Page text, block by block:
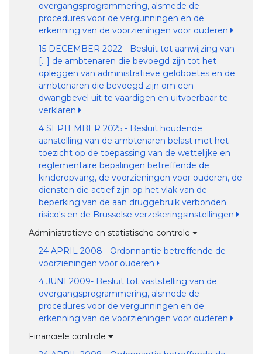
overgangsprogrammering, alsmede de
procedures voor de vergunningen en de
erkenning van de voorzieningen voor ouderen
15 DECEMBER 2022 - Besluit tot aanwijzing van
[...] de ambtenaren die bevoegd zijn tot het
opleggen van administratieve geldboetes en de
ambtenaren die bevoegd zijn om een
dwangbevel uit te vaardigen en uitvoerbaar te
verklaren
4 SEPTEMBER 2025 - Besluit houdende
aanstelling van de ambtenaren belast met het
toezicht op de toepassing van de wettelijke en
reglementaire bepalingen betreffende de
kinderopvang, de voorzieningen voor ouderen, de
diensten die actief zijn op het vlak van de
beperking van de aan druggebruik verbonden
risico's en de Brusselse verzekeringsinstellingen
Administratieve en statistische controle
24 APRIL 2008 - Ordonnantie betreffende de
voorzieningen voor ouderen
4 JUNI 2009- Besluit tot vaststelling van de
overgangsprogrammering, alsmede de
procedures voor de vergunningen en de
erkenning van de voorzieningen voor ouderen
Financiële controle